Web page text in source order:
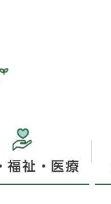
福祉・医療